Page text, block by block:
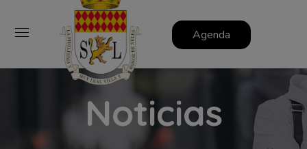
Agenda
Noticias